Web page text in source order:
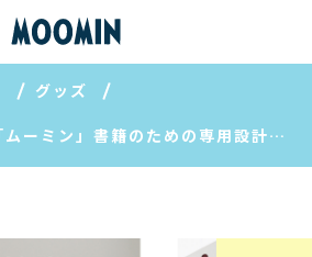
グッズ
【完全受注生産】「ムーミン」書籍のための専用設計・特別な本棚「ムーミンやしき型・物語を継ぐブックハウス」【MOOMIN SHOP 楽天市場店】